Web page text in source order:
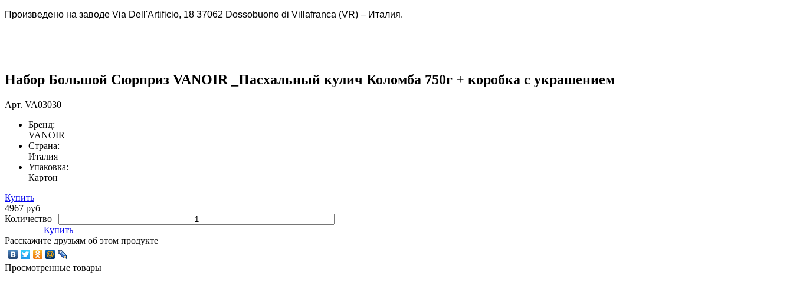
Произведено на заводе Via Dell'Artificio, 18 37062 Dossobuono di Villafranca (VR) – Италия.
Набор Большой Сюрприз VANOIR _Пасхальный кулич Коломба 750г + коробка с украшением
Арт. VA03030
Бренд:
VANOIR
Страна:
Италия
Упаковка:
Картон
Купить
4967 руб
Количество
Купить
Расскажите друзьям об этом продукте
Просмотренные товары